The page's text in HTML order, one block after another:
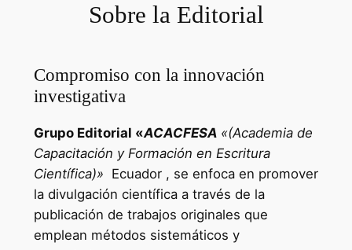
Sobre la Editorial
Compromiso con la innovación
investigativa
Grupo Editorial «ACACFESA «(Academia de
Capacitación y Formación en Escritura
Científica)» Ecuador , se enfoca en promover
la divulgación científica a través de la
publicación de trabajos originales que
emplean métodos sistemáticos y